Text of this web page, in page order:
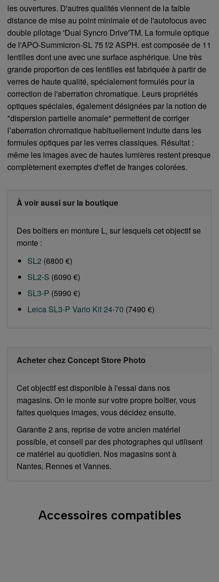
les ouvertures. D'autres qualités viennent de la faible
distance de mise au point minimale et de l'autofocus avec
double pilotage 'Dual Syncro Drive'TM. La formule optique
de l'APO-Summicron-SL 75 f/2 ASPH. est composée de 11
lentilles dont une avec une surface asphérique. Une très
grande proportion de ces lentilles est fabriquée à partir de
verres de haute qualité, spécialement formulés pour la
correction de l'aberration chromatique. Leurs propriétés
optiques spéciales, également désignées par la notion de
"dispersion partielle anomale" permettent de corriger
l’aberration chromatique habituellement induite dans les
formules optiques par les verres classiques. Résultat :
même les images avec de hautes lumières restent presque
complètement exemptes d'effet de franges colorées.
À voir aussi sur la boutique
Des boîtiers en monture L, sur lesquels cet objectif se
monte :
SL2 (6800 €)
SL2-S (6090 €)
SL3-P (5990 €)
Leica SL3-P Vario Kit 24-70 (7490 €)
Acheter chez Concept Store Photo
Cet objectif est disponible à l'essai dans nos
magasins. On le monte sur votre propre boîtier, vous
faites quelques images, vous décidez ensuite.
Garantie 2 ans, reprise de votre ancien matériel
possible, et conseil par des photographes qui utilisent
ce matériel au quotidien. Nos magasins sont à
Nantes, Rennes et Vannes.
Accessoires compatibles